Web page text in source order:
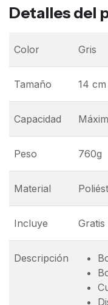
Detalles del
Color Gris
Tamaño 14
Capacidad
Peso 760g
Material
Incluye
Descripción